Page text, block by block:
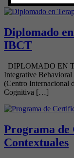
Diplomado
IBCT
DIPLOMADO EN
Integrative
(Centro Internacional
Cognitiva […]
Programa de
Contextuales